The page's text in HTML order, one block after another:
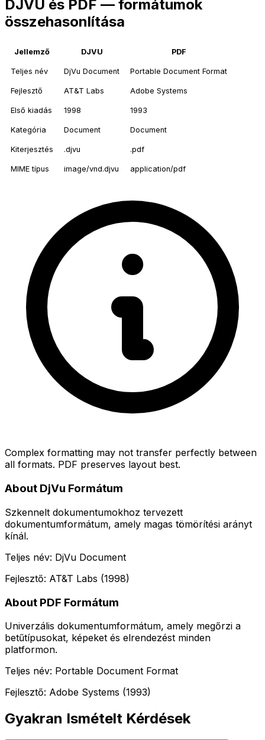
DJVU és PDF — formátumok
összehasonlítása
Jellemző DJVU PDF
Teljes név DjVu Document Portable Document Format
Fejlesztő AT&T Labs Adobe Systems
Első kiadás 1998 1993
Kategória Document Document
Kiterjesztés .djvu .pdf
MIME típus image/vnd.djvu application/pdf
Complex formatting may not transfer perfectly between
all formats. PDF preserves layout best.
About DjVu Formátum
Szkennelt dokumentumokhoz tervezett
dokumentumformátum, amely magas tömörítési arányt
kínál.
Teljes név: DjVu Document
Fejlesztő: AT&T Labs (1998)
About PDF Formátum
Univerzális dokumentumformátum, amely megőrzi a
betűtípusokat, képeket és elrendezést minden
platformon.
Teljes név: Portable Document Format
Fejlesztő: Adobe Systems (1993)
Gyakran Ismételt Kérdések